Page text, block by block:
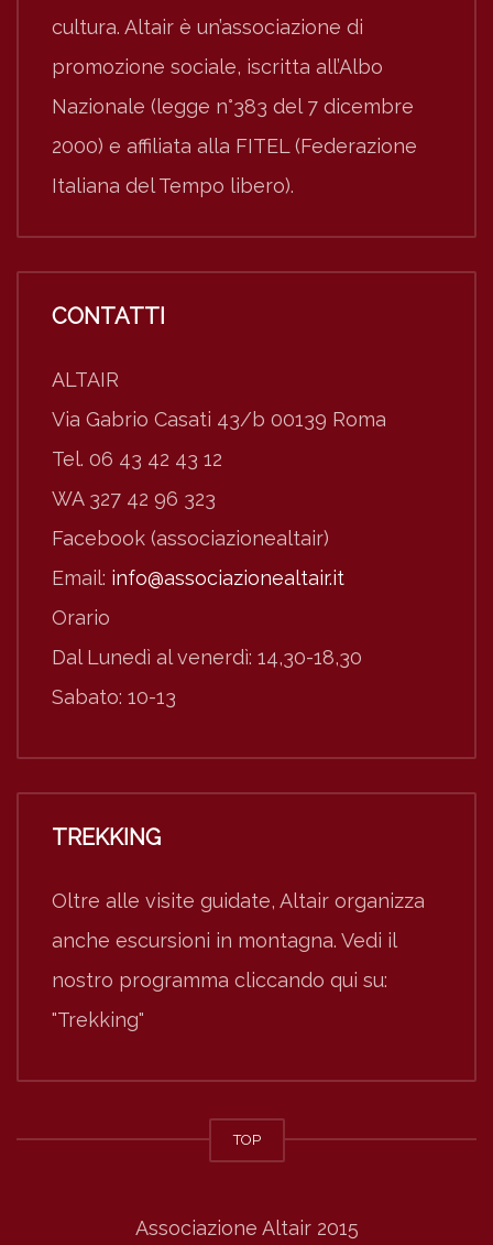
cultura. Altair è un’associazione di
promozione sociale, iscritta all’Albo
Nazionale (legge n°383 del 7 dicembre
2000) e affiliata alla FITEL (Federazione
Italiana del Tempo libero).
CONTATTI
ALTAIR
Via Gabrio Casati 43/b 00139 Roma
Tel. 06 43 42 43 12
WA 327 42 96 323
Facebook (associazionealtair)
Email: info@associazionealtair.it
Orario
Dal Lunedì al venerdì: 14,30-18,30
Sabato: 10-13
TREKKING
Oltre alle visite guidate, Altair organizza
anche escursioni in montagna. Vedi il
nostro programma cliccando qui su:
"Trekking"
TOP
Associazione Altair 2015